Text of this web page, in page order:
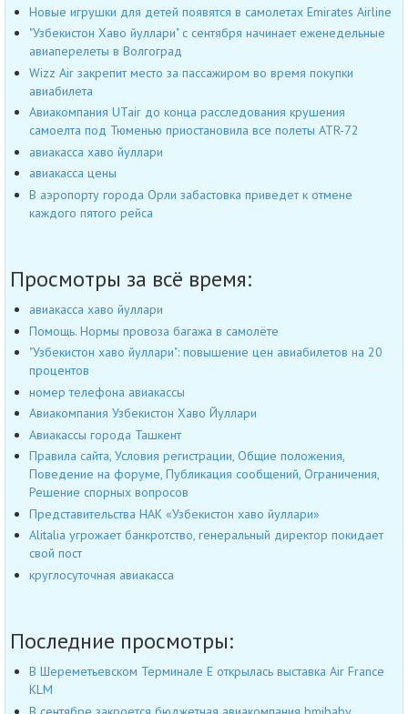
Новые игрушки для детей появятся в самолетах Emirates Airline
"Узбекистон Хаво йуллари" с сентября начинает еженедельные
авиаперелеты в Волгоград
Wizz Air закрепит место за пассажиром во время покупки
авиабилета
Авиакомпания UTair до конца расследования крушения
самоелта под Тюменью приостановила все полеты ATR-72
авиакасса хаво йуллари
авиакасса цены
В аэропорту города Орли забастовка приведет к отмене
каждого пятого рейса
Просмотры за всё время:
авиакасса хаво йуллари
Помощь. Нормы провоза багажа в самолёте
"Узбекистон хаво йуллари": повышение цен авиабилетов на 20
процентов
номер телефона авиакассы
Авиакомпания Узбекистон Хаво Йуллари
Авиакассы города Ташкент
Правила сайта, Условия регистрации, Общие положения,
Поведение на форуме, Публикация сообщений, Ограничения,
Решение спорных вопросов
Представительства НАК «Узбекистон хаво йуллари»
Alitalia угрожает банкротство, генеральный директор покидает
свой пост
круглосуточная авиакасса
Последние просмотры:
В Шереметьевском Терминале Е открылась выставка Air France
KLM